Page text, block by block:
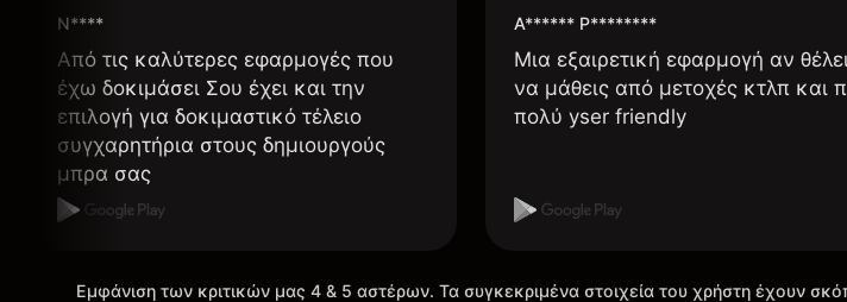
N****
Από τις καλύτερες εφαρμογές που
έχω δοκιμάσει Σου έχει και την
επιλογή για δοκιμαστικό τέλειο
συγχαρητήρια στους δημιουργούς
μπρα σας
A****** P********
Μια εξαιρετική εφαρμογή αν
να μάθεις από μετοχές κτλπ και
πολύ yser friendly
Εμφάνιση των κριτικών μας 4 & 5 αστέρων. Τα συγκεκριμένα στοιχεία του χρήστη έχουν